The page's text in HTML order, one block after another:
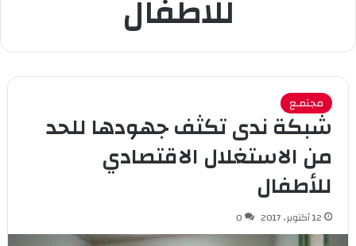
للاطفال
مجتمـع
شبكة ندى تكثف جهودها للحد
من الاستغلال الاقتصادي
للأطفال
12 أكتوبر، 2017 0